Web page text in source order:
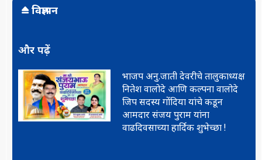
विज्ञापन
और पढ़ें
भाजप अनु.जाती देवरीचे तालुकाध्यक्ष
नितेश वालोदे आणि कल्पना वालोदे
जिप सदस्य गोंदिया यांचे कडून
आमदार संजय पुराम यांना
वाढदिवसाच्या हार्दिक शुभेच्छा !